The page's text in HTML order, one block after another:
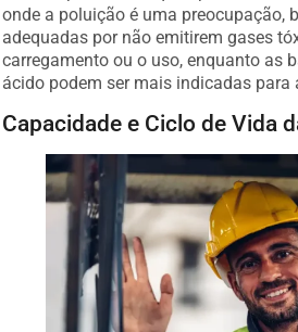
onde a poluição é uma preocupação,
adequadas por não emitirem gases
carregamento ou o uso, enquanto as
ácido podem ser mais indicadas para
Capacidade e Ciclo de Vida